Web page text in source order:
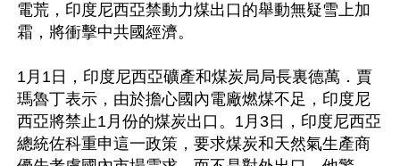
電荒，印度尼西亞禁動力煤出口的舉動無疑雪上加
霜，將衝擊中共國經濟。
1月1日，印度尼西亞礦產和煤炭局局長裏德萬．賈
瑪魯丁表示，由於擔心國內電廠燃煤不足，印度尼
西亞將禁止1月份的煤炭出口。1月3日，印度尼西亞
總統佐科重申這一政策，要求煤炭和天然氣生產商